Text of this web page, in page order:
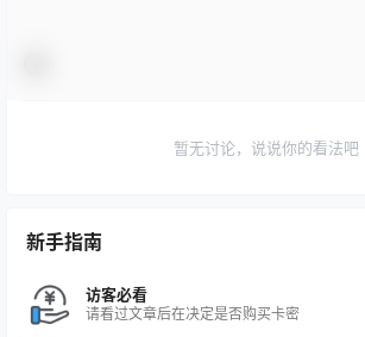
暂无讨论，说说你的看法吧
新手指南
访客必看
请看过文章后在决定是否购买卡密